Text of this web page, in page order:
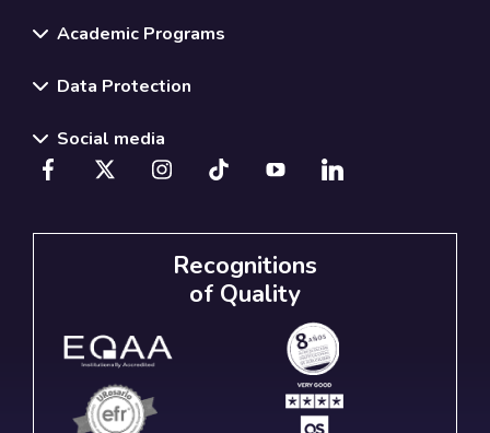
Academic Programs
Data Protection
Social media
Recognitions
of Quality